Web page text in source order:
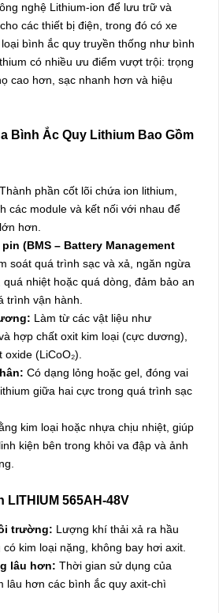
nghệ Lithium-ion để lưu trữ và
các thiết bị điện, trong đó có xe
bình ắc quy truyền thống như bình
có nhiều ưu điểm vượt trội: trọng
cao hơn, sạc nhanh hơn và hiệu
Bình Ắc Quy Lithium Bao Gồm
Thành phần cốt lõi chứa ion lithium,
các module và kết nối với nhau để
hơn.
(BMS – Battery Management
soát quá trình sạc và xả, ngăn ngừa
nhiệt hoặc quá dòng, đảm bảo an
trình vận hành.
Làm từ các vật liệu như
hợp chất oxit kim loại (cực dương),
(LiCoO₂).
Có dạng lỏng hoặc gel, đóng vai
giữa hai cực trong quá trình sạc
kim loại hoặc nhựa chịu nhiệt, giúp
kiện bên trong khỏi va đập và ảnh
565AH-48V
trường: Lượng khí thải xả ra hầu
kim loại nặng, không bay hơi axit.
lâu hơn: Thời gian sử dụng của
lâu hơn các bình ắc quy axit-chì